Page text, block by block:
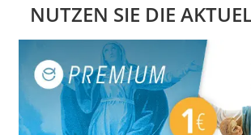
NUTZEN SIE DIE